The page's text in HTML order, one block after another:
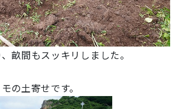
畝間もスッキリしました。
の土寄せです。